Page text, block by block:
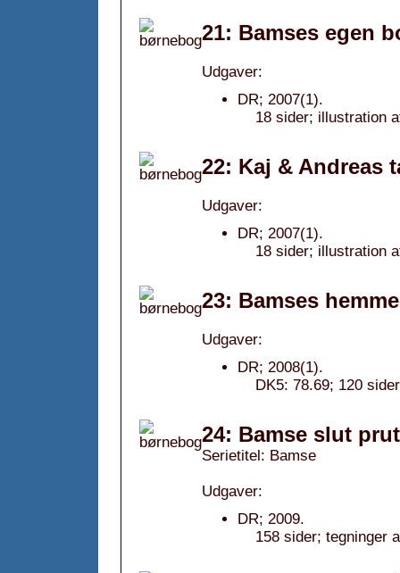
21: Bamses egen
Udgaver:
DR; 2007(1).
18 sider; illustration
22: Kaj & Andreas
Udgaver:
DR; 2007(1).
18 sider; illustration
23: Bamses
Udgaver:
DR; 2008(1).
DK5: 78.69; 120
24: Bamse slut
Serietitel: Bamse
Udgaver:
DR; 2009.
158 sider; tegninger